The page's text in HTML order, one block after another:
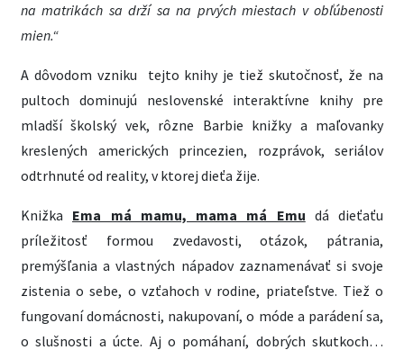
na matrikách sa drží sa na prvých miestach v obľúbenosti
mien.“
A dôvodom vzniku tejto knihy je tiež skutočnosť, že na
pultoch dominujú neslovenské interaktívne knihy pre
mladší školský vek, rôzne Barbie knižky a maľovanky
kreslených amerických princezien, rozprávok, seriálov
odtrhnuté od reality, v ktorej dieťa žije.
Knižka Ema má mamu, mama má Emu dá dieťaťu
príležitosť formou zvedavosti, otázok, pátrania,
premýšľania a vlastných nápadov zaznamenávať si svoje
zistenia o sebe, o vzťahoch v rodine, priateľstve. Tiež o
fungovaní domácnosti, nakupovaní, o móde a parádení sa,
o slušnosti a úcte. Aj o pomáhaní, dobrých skutkoch…